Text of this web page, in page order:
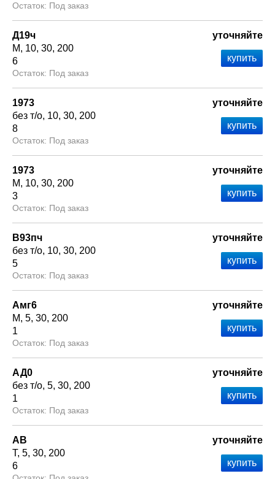
Под заказ
Д19ч
М
10 30 200
6
Под заказ
уточняйте
1973
без т/о 10 30 200
8
Под заказ
уточняйте
1973
М
10 30 200
3
Под заказ
уточняйте
В93пч
без т/о 10 30 200
5
Под заказ
уточняйте
Амг6
М 5 30 200
1
Под заказ
уточняйте
АД0
без т/о 5 30 200
1
Под заказ
уточняйте
АВ
Т 5 30 200
6
уточняйте